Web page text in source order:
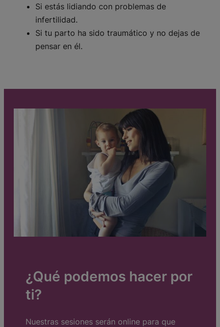
Si estás lidiando con problemas de
infertilidad.
Si tu parto ha sido traumático y no dejas de
pensar en él.
¿Qué podemos hacer por
ti?
Nuestras sesiones serán online para que